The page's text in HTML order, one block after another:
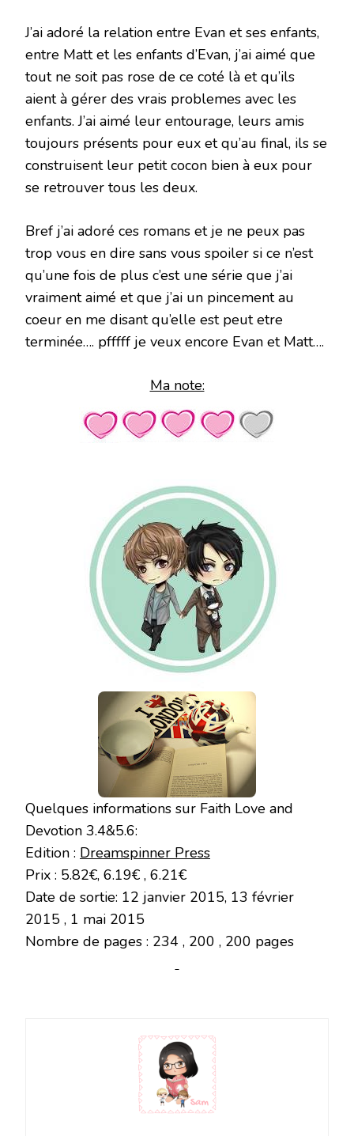
J’ai adoré la relation entre Evan et ses enfants,
entre Matt et les enfants d’Evan, j’ai aimé que
tout ne soit pas rose de ce coté là et qu’ils
aient à gérer des vrais problemes avec les
enfants. J’ai aimé leur entourage, leurs amis
toujours présents pour eux et qu’au final, ils se
construisent leur petit cocon bien à eux pour
se retrouver tous les deux.
Bref j’ai adoré ces romans et je ne peux pas
trop vous en dire sans vous spoiler si ce n’est
qu’une fois de plus c’est une série que j’ai
vraiment aimé et que j’ai un pincement au
coeur en me disant qu’elle est peut etre
terminée…. pfffff je veux encore Evan et Matt….
Ma note:
Quelques informations sur Faith Love and
Devotion 3.4&5.6:
Edition : Dreamspinner Press
Prix : 5.82€, 6.19€ , 6.21€
Date de sortie: 12 janvier 2015, 13 février
2015 , 1 mai 2015
Nombre de pages : 234 , 200 , 200 pages